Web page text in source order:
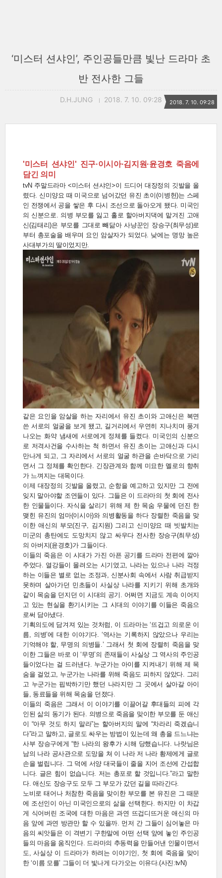
‘미스터 션샤인’, 주인공들만큼 빛난 드라마 초
반 전사한 그들
D.H.JUNG 2018. 7. 10. 09:28 2018. 7. 10. 09:28
'미스터 션샤인' 진구·이시아·김지원·윤경호 죽음에
담긴 의미
tvN 주말드라마 <미스터 션샤인>이 드디어 대장정의 깃발을 올
렸다. 신미양요 때 미국으로 넘어갔던 유진 초이(이병헌)는 스페
인 전쟁에서 공을 쌓은 후 다시 조선으로 돌아오게 됐다. 미국인
의 신분으로. 의병 부모를 잃고 홀로 할아버지댁에 맡겨진 고애
신(김태리)은 부모를 그대로 빼닮아 사냥꾼인 장승구(최무성)로
부터 총포술을 배우며 요인 암살자가 되었다. 낮에는 명망 높은
사대부가의 딸이었지만.
같은 요인을 암살을 하는 자리에서 유진 초이와 고애신은 복면
쓴 서로의 얼굴을 보게 됐고, 길거리에서 우연히 지나치며 풍겨
나오는 화약 냄새에 서로에게 정체를 들켰다. 미국인의 신분으
로 저격사건을 수사하는 척 하면서 유진 초이는 고애신과 다시
만나게 되고, 그 자리에서 서로의 얼굴 하관을 손바닥으로 가리
면서 그 정체를 확인한다. 긴장관계와 함께 미묘한 멜로의 향취
가 느껴지는 대목이다.
이제 대장정의 깃발을 올렸고, 순항을 예고하고 있지만 그 전에
잊지 말아야할 조연들이 있다. 그들은 이 드라마의 첫 회에 전사
한 인물들이다. 자식을 살리기 위해 제 한 목숨 우물에 던진 한
맺힌 유진의 엄마(이시아)와 의병활동을 하다 장렬한 죽음을 맞
이한 애신의 부모(진구, 김지원) 그리고 신미양요 때 빗발치는
미군의 총탄에도 도망치지 않고 싸우다 전사한 장승구(최무성)
의 아버지(윤경호)가 그들이다.
이들의 죽음은 이 시대가 가진 아픈 공기를 드라마 전편에 깔아
주었다. 열강들이 몰려오는 시기였고, 나라는 있으나 나라 걱정
하는 이들은 별로 없는 조정과, 신분사회 속에서 사람 취급받지
못하며 살아가던 민초들이 사실상 나라를 지키기 위해 초개와
같이 목숨을 던지던 이 시대의 공기. 어쩌면 지금도 계속 이어지
고 있는 현실을 환기시키는 그 시대의 이야기를 이들은 죽음으
로써 담아냈다.
기획의도에 담겨져 있는 것처럼, 이 드라마는 ‘뜨겁고 의로운 이
름, 의병’에 대한 이야기다. ‘역사는 기록하지 않았으나 우리는
기억해야 할, 무명의 의병들.’ 그래서 첫 회에 장렬히 죽음을 맞
이한 그들은 바로 이 ‘무명’의 존재들이 사실상 그 역사의 주인공
들이었다는 걸 드러낸다. 누군가는 아이를 지켜내기 위해 제 목
숨을 걸었고, 누군가는 나라를 위해 죽음도 피하지 않았다. 그리
고 누군가는 핍박하기만 했던 나라지만 그 곳에서 살아갈 아이
들, 동료들을 위해 목숨을 던졌다.
이들의 죽음은 그래서 이 이야기를 이끌어갈 후대들의 피에 각
인된 삶의 동기가 된다. 의병으로 죽음을 맞이한 부모를 둔 애신
이 “아무 것도 하지 말라”는 할아버지의 말에 “차라리 죽겠습니
다”라고 말하고, 글로도 싸우는 방법이 있는데 왜 총을 드느냐는
사부 장승구에게 “한 나라의 왕후가 시해 당했습니다. 나랏님은
남의 나라 공사관으로 도망을 쳐 이 나라 저 나라 황제에게 글로
손을 벌립니다. 그 덕에 서양 대국들이 줄을 지어 조선에 간섭합
니다. 글은 힘이 없습니다. 저는 총포로 할 것입니다.”라고 말한
다. 애신도 장승구도 모두 그 부모가 갔던 길을 따라간다.
노비로 태어나 처참한 죽음을 맞이한 부모를 본 유진은 그 때문
에 조선인이 아닌 미국인으로의 삶을 선택한다. 하지만 이 차갑
게 식어버린 조국에 대한 마음은 과연 뜨겁디뜨거운 애신의 마
음 앞에 과연 방관만 할 수 있을까. 먼저 간 그들이 심어놓은 마
음의 씨앗들은 이 격변기 구한말에 어떤 선택 앞에 놓인 주인공
들의 마음을 움직인다. 드라마의 추동력을 만들어낸 인물이면서
도, 사실상 이 드라마가 하려는 이야기인, 첫 회에 죽음을 맞이
한 ‘이름 모를’ 그들이 더 빛나게 다가오는 이유다.(사진:tvN)